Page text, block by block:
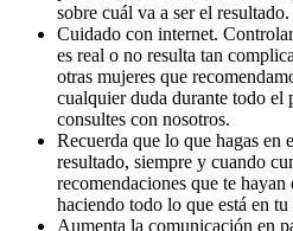
sobre cuál va a ser el resultado.
Cuidado con internet.
es real o no resulta tan
otras mujeres que
cualquier duda durante todo el
consultes con nosotros.
Recuerda que lo que hagas en
resultado, siempre y cuando
recomendaciones que te
haciendo todo lo que está en tu
Aumenta la comunicación en